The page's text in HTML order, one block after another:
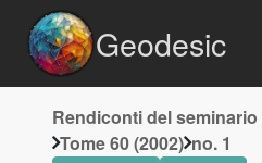
Geodesic
Rendiconti del
Tome 60 (2002) no. 1